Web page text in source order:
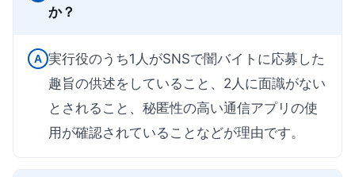
か？
A 実行役のうち1人がSNSで闇バイトに応募した
趣旨の供述をしていること、2人に面識がない
とされること、秘匿性の高い通信アプリの使
用が確認されていることなどが理由です。